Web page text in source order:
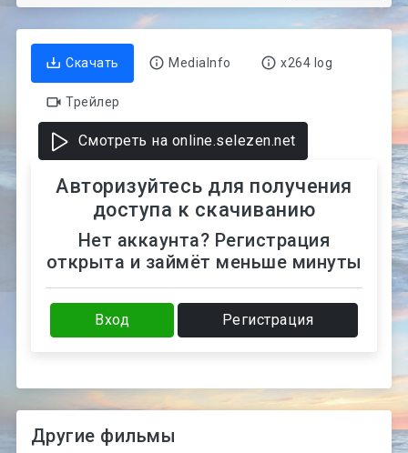
Скачать MediaInfo x264 log
Трейлер
Смотреть на online.selezen.net
Авторизуйтесь для получения
доступа к скачиванию
Нет аккаунта? Регистрация
открыта и займёт меньше минуты
Вход Регистрация
Другие фильмы